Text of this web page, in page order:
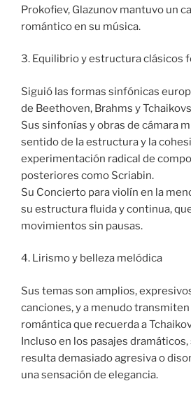
Prokofiev, Glazunov mantuvo un
romántico en su música.
3. Equilibrio y estructura clásicos
Siguió las formas sinfónicas
de Beethoven, Brahms y
Sus sinfonías y obras de cámara
sentido de la estructura y la
experimentación radical de
posteriores como Scriabin.
Su Concierto para violín en la
su estructura fluida y continua,
movimientos sin pausas.
4. Lirismo y belleza melódica
Sus temas son amplios,
canciones, y a menudo
romántica que recuerda a
Incluso en los pasajes
resulta demasiado agresiva o
una sensación de elegancia.